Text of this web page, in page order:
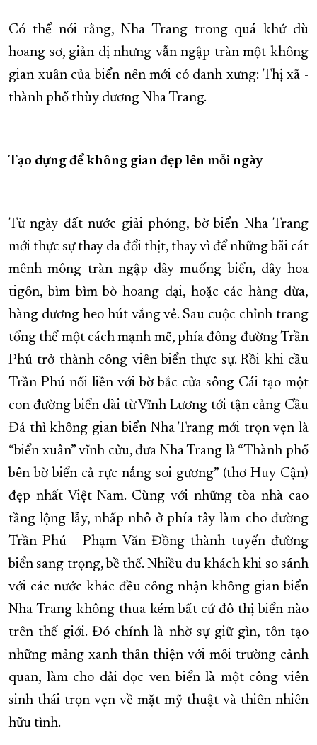
Có thể nói rằng, Nha Trang trong quá khứ dù
hoang sơ, giản dị nhưng vẫn ngập tràn một không
gian xuân của biển nên mới có danh xưng: Thị xã -
thành phố thùy dương Nha Trang.
Tạo dựng để không gian đẹp lên mỗi ngày
Từ ngày đất nước giải phóng, bờ biển Nha Trang
mới thực sự thay da đổi thịt, thay vì để những bãi cát
mênh mông tràn ngập dây muống biển, dây hoa
tigôn, bìm bìm bò hoang dại, hoặc các hàng dừa,
hàng dương heo hút vắng vẻ. Sau cuộc chỉnh trang
tổng thể một cách mạnh mẽ, phía đông đường Trần
Phú trở thành công viên biển thực sự. Rồi khi cầu
Trần Phú nối liền với bờ bắc cửa sông Cái tạo một
con đường biển dài từ Vĩnh Lương tới tận cảng Cầu
Đá thì không gian biển Nha Trang mới trọn vẹn là
“biển xuân” vĩnh cửu, đưa Nha Trang là “Thành phố
bên bờ biển cả rực nắng soi gương” (thơ Huy Cận)
đẹp nhất Việt Nam. Cùng với những tòa nhà cao
tầng lộng lẫy, nhấp nhô ở phía tây làm cho đường
Trần Phú - Phạm Văn Đồng thành tuyến đường
biển sang trọng, bề thế. Nhiều du khách khi so sánh
với các nước khác đều công nhận không gian biển
Nha Trang không thua kém bất cứ đô thị biển nào
trên thế giới. Đó chính là nhờ sự giữ gìn, tôn tạo
những mảng xanh thân thiện với môi trường cảnh
quan, làm cho dải dọc ven biển là một công viên
sinh thái trọn vẹn về mặt mỹ thuật và thiên nhiên
hữu tình.